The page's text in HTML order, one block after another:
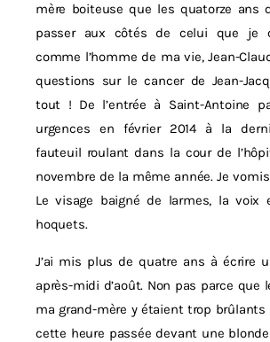
mère boiteuse que les quatorze ans
passer aux côtés de celui que je
comme l’homme de ma vie, Jean-
questions sur le cancer de Jean-
tout ! De l’entrée à Saint-Antoine
urgences en février 2014 à la
fauteuil roulant dans la cour de
novembre de la même année. Je
Le visage baigné de larmes, la voix
hoquets.
J’ai mis plus de quatre ans à écrire
après-midi d’août. Non pas parce que
ma grand-mère y étaient trop brûlants
cette heure passée devant une